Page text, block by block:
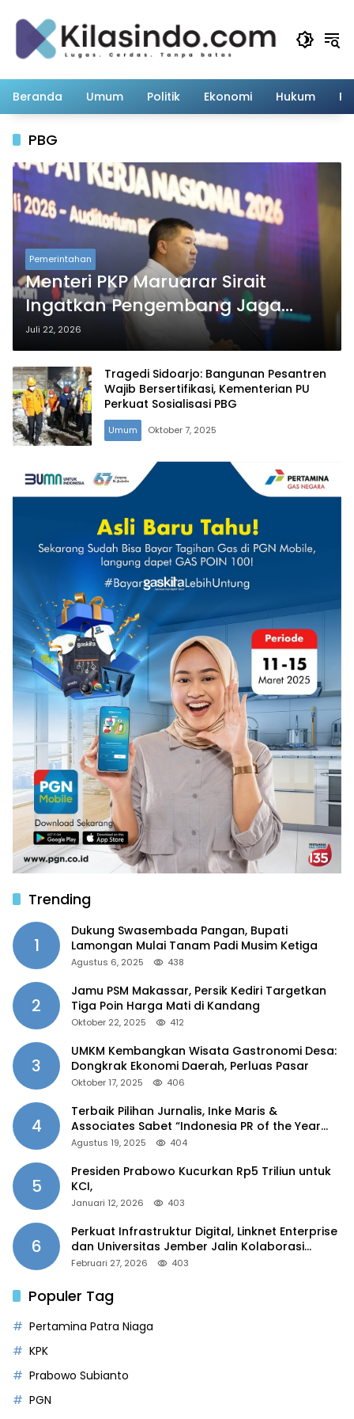
Beranda Umum Politik Ekonomi Hukum
PBG
Pemerintahan
Menteri PKP Maruarar Sirait
Ingatkan Pengembang Jaga
Kepercayaan Masyarakat
Juli 22, 2026
Tragedi Sidoarjo: Bangunan Pesantren
Wajib Bersertifikasi, Kementerian PU
Perkuat Sosialisasi PBG
Umum Oktober 7, 2025
Trending
1
Dukung Swasembada Pangan, Bupati
Lamongan Mulai Tanam Padi Musim Ketiga
Agustus 6, 2025 438
2
Jamu PSM Makassar, Persik Kediri Targetkan
Tiga Poin Harga Mati di Kandang
Oktober 22, 2025 412
3
UMKM Kembangkan Wisata Gastronomi Desa:
Dongkrak Ekonomi Daerah, Perluas Pasar
Oktober 17, 2025 406
4
Terbaik Pilihan Jurnalis, Inke Maris &
Associates Sabet “Indonesia PR of the Year
2025”
Agustus 19, 2025 404
5
Presiden Prabowo Kucurkan Rp5 Triliun untuk
KCI,
Januari 12, 2026 403
6
Perkuat Infrastruktur Digital, Linknet Enterprise
dan Universitas Jember Jalin Kolaborasi
Smart Campus Berbasis AI
Februari 27, 2026 403
Populer Tag
Pertamina Patra Niaga
KPK
Prabowo Subianto
PGN